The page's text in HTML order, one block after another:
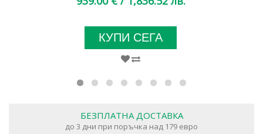
КУПИ СЕГА
БЕЗПЛАТНА ДОСТАВКА
до 3 дни при поръчка над 179 евро